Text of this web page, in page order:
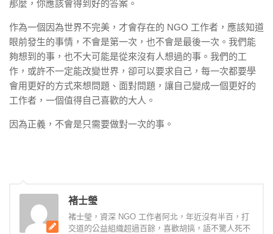
那麼，你應該會得到好的答案。
作為一個因為世界不完美，才會存在的 NGO 工作者，應該知道
眼前發生的事情，不會是第一次，也不會是最後一次。我們能
夠想到的事，也不大可能是從來沒有人想過的事。我們的工
作，或許不一定能改變世界，卻可以要求自己，每一次都要學
會用更好的方式來想問題、面對問題，讓自己變成一個更好的
工作者，一個值得自己喜歡的大人。
因為正義，不會是只需要做對一次的事。
褚士瑩
褚士瑩，資深 NGO 工作者阿北，年近沒有半百，打
交道的公益組織超過百餘，喜歡胡搞，語不驚人死不